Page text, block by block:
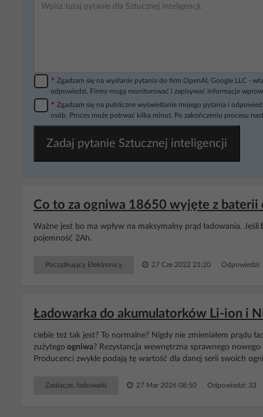
* Zgadzam się na wysłanie pytania do firm OpenAI, Google LLC -
odpowiedzi. Firmy mogą monitorować i zapisywać informacje
* Zgadzam się na publiczne wyświetlanie mojego pytania i
osób. Proces może potrwać kilka minut. Po zakończeniu procesu
Zadaj pytanie Sztucznej inteligencji
Co to za ogniwa 18650 wyjęte z baterii
Ważne jest bo ma wpływ na maksymalny prąd ładowania. Jeśli
pojemność 2Ah.
Początkujący Elektronicy 27 Cze 2022 21:20
Ładowarka do akumulatorków Li-ion i
ciebie też tak jest? To normalne? Nigdy nie zmieniałem prądu
zużytego ogniwa? Rezystancja wewnętrzna sprawnego nowego
Producenci zwykle podają tę wartość dla danej serii swoich
Zasilacze, ładowarki 27 Mar 2026 08:50 Odpowiedzi: 33